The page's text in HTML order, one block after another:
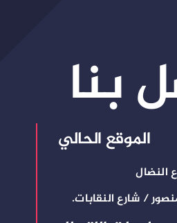
بنا
الموقع الحالي
النضال
/ شارع النقابات.